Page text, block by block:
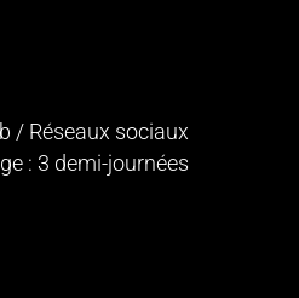
/ Réseaux sociaux
: 3 demi-journées